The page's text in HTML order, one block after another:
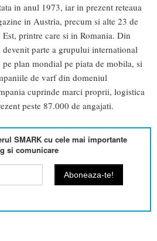
in anul 1973, iar in prezent reteaua
in Austria, precum si alte 23 de
printre care si in Romania. Din
parte a grupului international
plan mondial pe piata de mobila, si
de varf din domeniul
cuprinde marci proprii, logistica
peste 87.000 de angajati.
SMARK cu cele mai importante
si comunicare